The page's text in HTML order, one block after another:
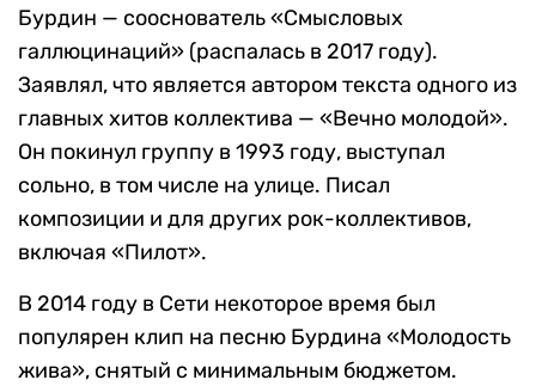
Бурдин — сооснователь «Смысловых
галлюцинаций» (распалась в 2017 году).
Заявлял, что является автором текста одного из
главных хитов коллектива — «Вечно молодой».
Он покинул группу в 1993 году, выступал
сольно, в том числе на улице. Писал
композиции и для других рок-коллективов,
включая «Пилот».
В 2014 году в Сети некоторое время был
популярен клип на песню Бурдина «Молодость
жива», снятый с минимальным бюджетом.